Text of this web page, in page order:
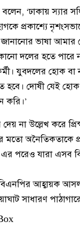
বলেন, ‘ঢাকায়
প্রকাশ্যে
জানানোর ভাষা
দলের হতে পারে
যুবদলের হোক
হবে। দোষী যেই
করি।’
না উল্লেখ করে
মতো অনৈতিকতাকে
পরেও যারা এসব
আহ্বায়ক
সাধারণ